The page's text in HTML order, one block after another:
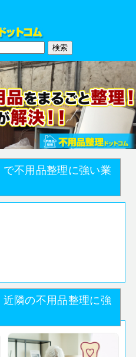
不用品整理に強い業
隣の不用品整理に強